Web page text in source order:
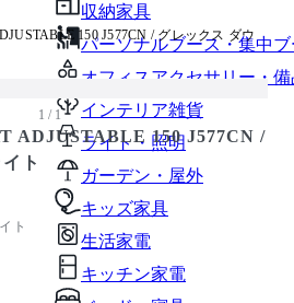
収納家具
パーソナルブース・集中
オフィスアクセサリー・備
インテリア雑貨
ライト・照明
ガーデン・屋外
キッズ家具
生活家電
キッチン家電
150 J577CN / グレックス ダウ
1 / 1
ADJUSTABLE 150 J577CN /
ト
ト